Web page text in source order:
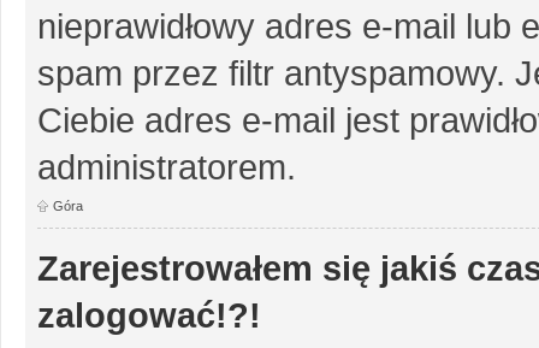
nieprawidłowy adres e-mail lub
spam przez filtr antyspamowy.
Ciebie adres e-mail jest
administratorem.
Góra
Zarejestrowałem się jakiś
zalogować!?!